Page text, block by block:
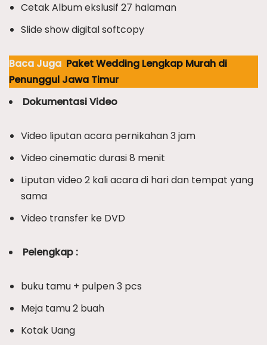
Cetak Album ekslusif 27 halaman
Slide show digital softcopy
Baca Juga Paket Wedding Lengkap Murah di
Penunggul Jawa Timur
Dokumentasi Video
Video liputan acara pernikahan 3 jam
Video cinematic durasi 8 menit
Liputan video 2 kali acara di hari dan tempat yang
sama
Video transfer ke DVD
Pelengkap :
buku tamu + pulpen 3 pcs
Meja tamu 2 buah
Kotak Uang